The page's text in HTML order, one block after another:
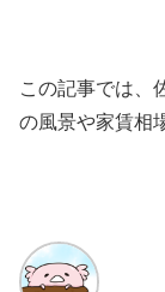
この記事では、
の風景や家賃相